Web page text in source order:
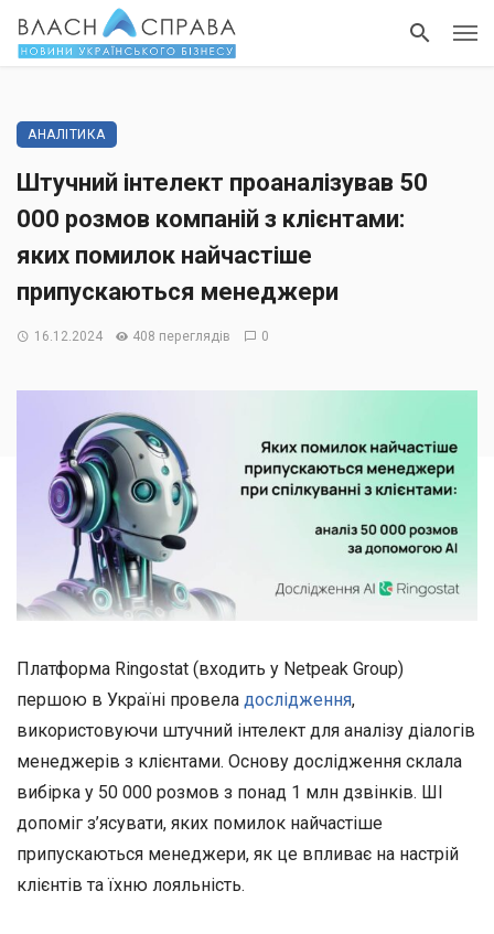
АНАЛІТИКА
Штучний інтелект проаналізував 50
000 розмов компаній з клієнтами:
яких помилок найчастіше
припускаються менеджери
16.12.2024 408 переглядів 0
Платформа Ringostat (входить у Netpeak Group)
першою в Україні провела дослідження,
використовуючи штучний інтелект для аналізу діалогів
менеджерів з клієнтами. Основу дослідження склала
вибірка у 50 000 розмов з понад 1 млн дзвінків. ШІ
допоміг з’ясувати, яких помилок найчастіше
припускаються менеджери, як це впливає на настрій
клієнтів та їхню лояльність.